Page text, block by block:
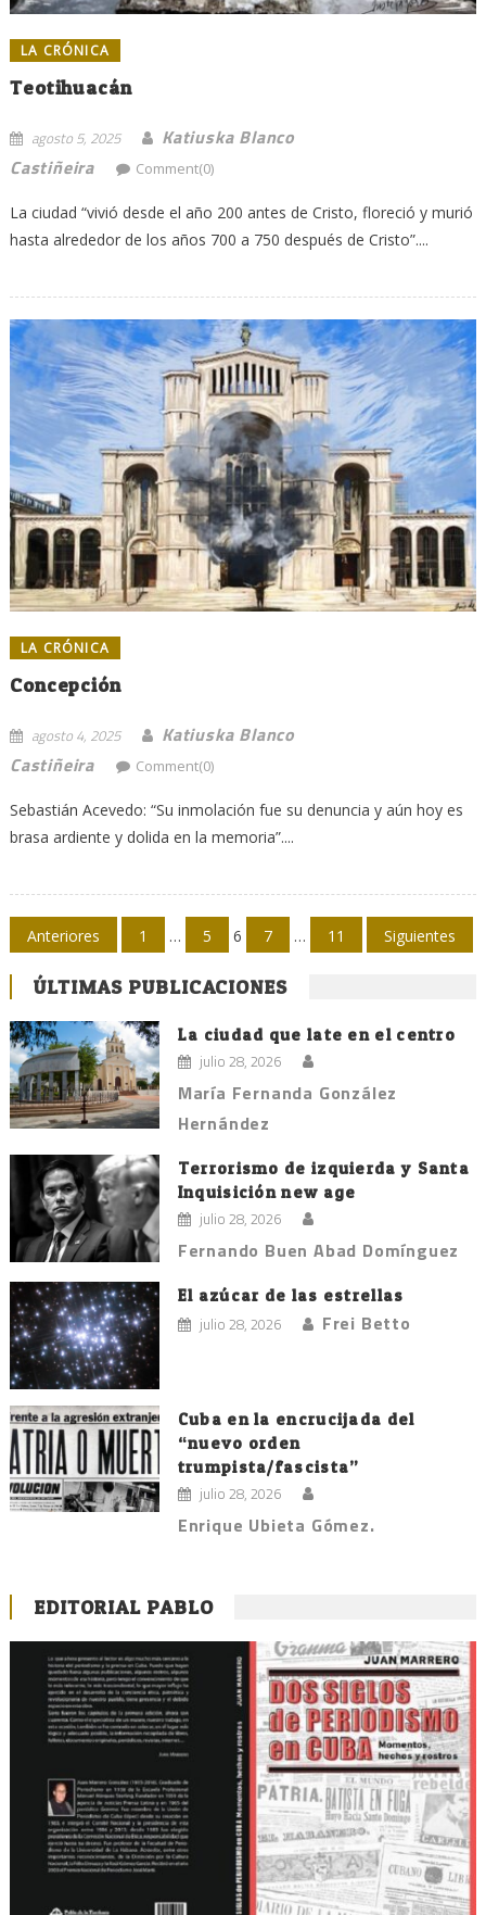
LA CRÓNICA
Teotihuacán
agosto 5, 2025
Katiuska Blanco
Castiñeira
Comment(0)
La ciudad “vivió desde el año 200 antes de Cristo, floreció y murió
hasta alrededor de los años 700 a 750 después de Cristo”....
LA CRÓNICA
Concepción
agosto 4, 2025
Katiuska Blanco
Castiñeira
Comment(0)
Sebastián Acevedo: “Su inmolación fue su denuncia y aún hoy es
brasa ardiente y dolida en la memoria”....
Navegación
de
entradas
Anteriores 1 … 5 6 7 … 11 Siguientes
ÚLTIMAS PUBLICACIONES
La ciudad que late en el centro
julio 28, 2026
María Fernanda González
Hernández
Terrorismo de izquierda y Santa
Inquisición new age
julio 28, 2026
Fernando Buen Abad Domínguez
El azúcar de las estrellas
julio 28, 2026 Frei Betto
Cuba en la encrucijada del
“nuevo orden
trumpista/fascista”
julio 28, 2026
Enrique Ubieta Gómez.
EDITORIAL PABLO